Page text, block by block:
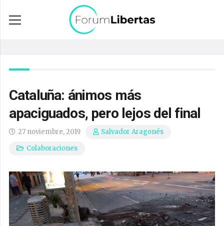
Cataluña: ánimos más
apaciguados, pero lejos del final
27 noviembre, 2019
Salvador Aragonés
Colaboraciones